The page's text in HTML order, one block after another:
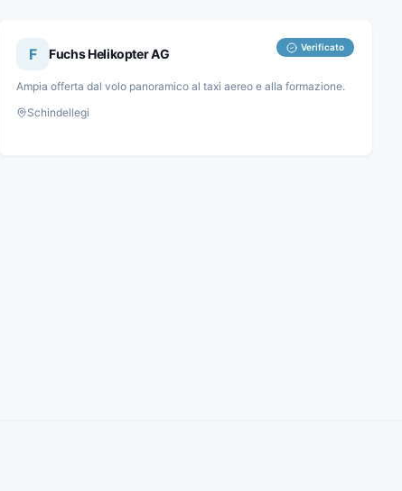
F Fuchs Helikopter AG Verificato
Ampia offerta dal volo panoramico al taxi aereo e alla formazione.
Schindellegi